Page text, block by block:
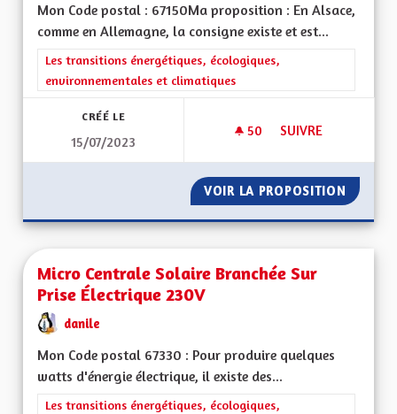
Mon Code postal : 67150Ma proposition : En Alsace,
comme en Allemagne, la consigne existe et est...
Filtrer les résultats de la catégorie : Les transitions
Les transitions énergétiques, écologiques,
environnementales et climatiques
CRÉÉ LE
15/07/2023
50 50 ABONNÉS
SUIVRE
VOIR LA PROPOSITION FAIRE
Micro Centrale Solaire Branchée Sur
Prise Électrique 230V
danile
Mon Code postal 67330 : Pour produire quelques
watts d'énergie électrique, il existe des...
Filtrer les résultats de la catégorie : Les transitions
Les transitions énergétiques, écologiques,